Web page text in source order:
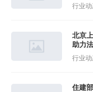
行业
北京
助力
行业
住建